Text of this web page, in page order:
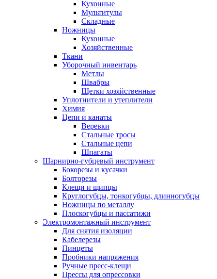
Кухонные
Мультитулы
Складные
Ножницы
Кухонные
Хозяйственные
Ткани
Уборочный инвентарь
Метлы
Швабры
Щетки хозяйственные
Уплотнители и утеплители
Химия
Цепи и канаты
Веревки
Стальные тросы
Стальные цепи
Шпагаты
Шарнирно-губцевый инструмент
Бокорезы и кусачки
Болторезы
Клещи и щипцы
Круглогубцы, тонкогубцы, длинногубцы
Ножницы по металлу
Плоскогубцы и пассатижи
Электромонтажный инструмент
Для снятия изоляции
Кабелерезы
Пинцеты
Пробники напряжения
Ручные пресс-клещи
Прессы для опрессовки